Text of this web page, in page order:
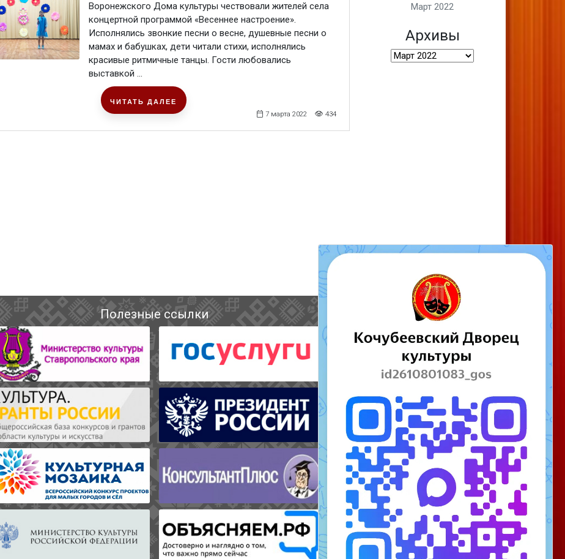
Воронежского Дома культуры чествовали жителей села
концертной программой «Весеннее настроение».
Исполнялись звонкие песни о весне, душевные песни о
мамах и бабушках, дети читали стихи, исполнялись
красивые ритмичные танцы. Гости любовались
выставкой ...
7 марта 2022 434
ЧИТАТЬ ДАЛЕЕ
Март 2022
Архивы
Архивы
Полезные ссылки